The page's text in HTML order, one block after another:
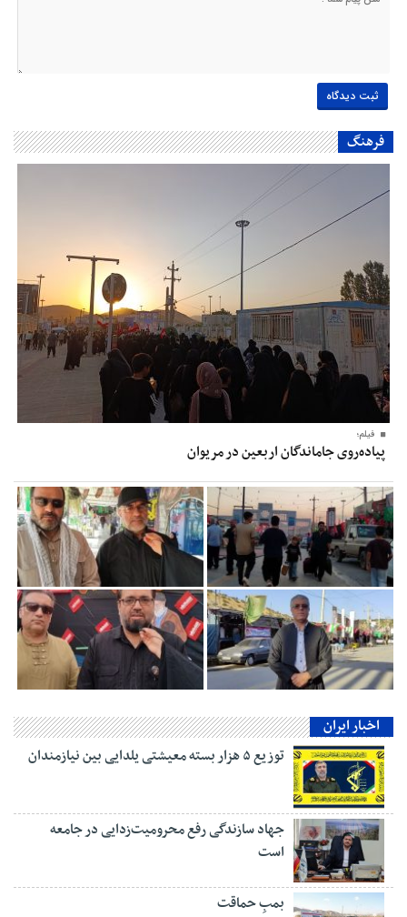
فرهنگ
فیلم؛
پیاده‌روی جاماندگان اربعین در مریوان
اخبار ایران
توزیع ۵ هزار بسته معیشتی یلدایی بین نیازمندان
جهاد سازندگی رفع محرومیت‌زدایی در جامعه
است
بمبِ حماقت